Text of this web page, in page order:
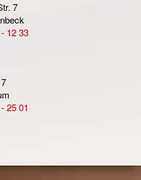
7
12 33
25 01